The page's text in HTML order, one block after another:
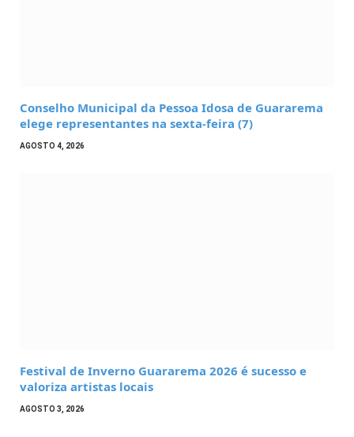
Conselho Municipal da Pessoa Idosa de Guararema
elege representantes na sexta-feira (7)
AGOSTO 4, 2026
Festival de Inverno Guararema 2026 é sucesso e
valoriza artistas locais
AGOSTO 3, 2026